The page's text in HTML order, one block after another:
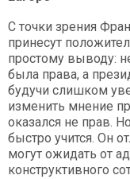
С точки зрения
принесут
простому выводу:
была права, а
будучи слишком
изменить мнение
оказался не прав.
быстро учится. Он
могут ожидать от
конструктивного